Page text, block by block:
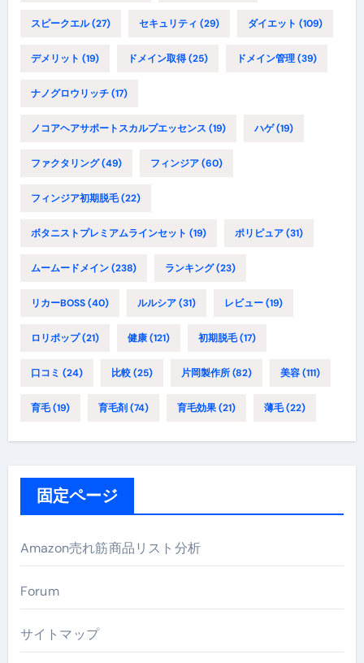
スピークエル(27) セキュリティ (29) ダイエット (109)
デメリット (19) ドメイン取得(25) ドメイン管理(39)
ナノグロウリッチ(17)
ノコアヘアサポートスカルプエッセンス (19) ハゲ(19)
ファクタリング(49) フィンジア(60)
フィンジア初期脱毛(22)
ボタニストプレミアムラインセット (19) ポリピュア(31)
ムームードメイン(238) ランキング(23)
リカーBOSS(40) ルルシア(31) レビュー(19)
ロリポップ(21) 健康(121) 初期脱毛(17)
口コミ (24) 比較(25) 片岡製作所(82) 美容(111)
育毛(19) 育毛剤 (74) 育毛効果(21) 薄毛(22)
固定ページ
Amazon売れ筋商品リスト分析
Forum
サイトマップ